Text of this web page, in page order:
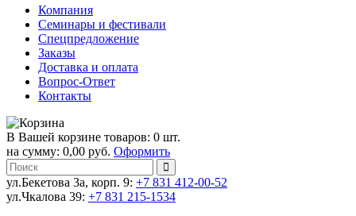
Компания
Семинары и фестивали
Спецпредложение
Заказы
Доставка и оплата
Вопрос-Ответ
Контакты
В Вашей корзине товаров: 0 шт.
на сумму: 0,00 руб. Оформить
ул.Бекетова 3а, корп. 9: +7 831 412-00-52
ул.Чкалова 39: +7 831 215-1534